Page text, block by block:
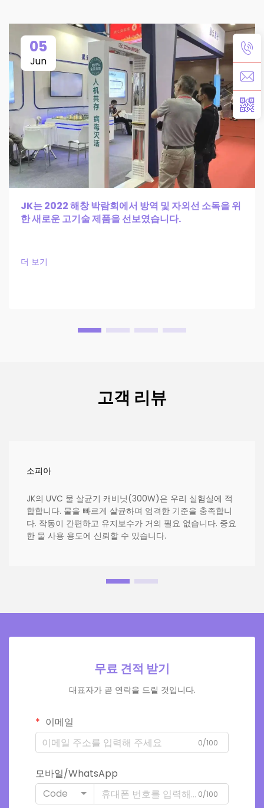
05
Jun
JK는 2022 해창 박람회에서 방역 및 자외선 소독을 위
한 새로운 고기술 제품을 선보였습니다.
더 보기
고객 리뷰
소피아
JK의 UVC 물 살균기 캐비닛(300W)은 우리 실험실에 적
합합니다. 물을 빠르게 살균하며 엄격한 기준을 충족합니
다. 작동이 간편하고 유지보수가 거의 필요 없습니다. 중요
한 물 사용 용도에 신뢰할 수 있습니다.
무료 견적 받기
대표자가 곧 연락을 드릴 것입니다.
이메일
0/100
모바일/WhatsApp
Code
0/100